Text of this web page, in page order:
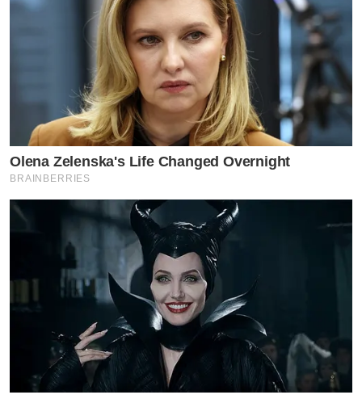
Olena Zelenska's Life Changed Overnight
BRAINBERRIES